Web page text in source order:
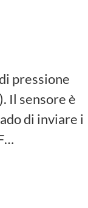
pressione
Il sensore è
di inviare i